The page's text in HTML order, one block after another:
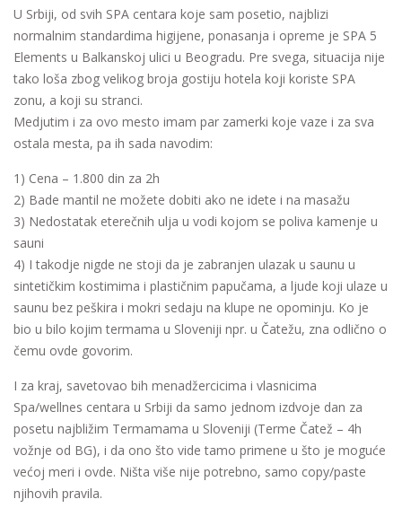
U Srbiji, od svih SPA centara koje sam posetio, najblizi
normalnim standardima higijene, ponasanja i opreme je SPA 5
Elements u Balkanskoj ulici u Beogradu. Pre svega, situacija nije
tako loša zbog velikog broja gostiju hotela koji koriste SPA
zonu, a koji su stranci.
Medjutim i za ovo mesto imam par zamerki koje vaze i za sva
ostala mesta, pa ih sada navodim:
1) Cena – 1.800 din za 2h
2) Bade mantil ne možete dobiti ako ne idete i na masažu
3) Nedostatak eterečnih ulja u vodi kojom se poliva kamenje u
sauni
4) I takodje nigde ne stoji da je zabranjen ulazak u saunu u
sintetičkim kostimima i plastičnim papučama, a ljude koji ulaze u
saunu bez peškira i mokri sedaju na klupe ne opominju. Ko je
bio u bilo kojim termama u Sloveniji npr. u Čatežu, zna odlično o
čemu ovde govorim.
I za kraj, savetovao bih menadžercicima i vlasnicima
Spa/wellnes centara u Srbiji da samo jednom izdvoje dan za
posetu najbližim Termamama u Sloveniji (Terme Čatež – 4h
vožnje od BG), i da ono što vide tamo primene u što je moguće
većoj meri i ovde. Ništa više nije potrebno, samo copy/paste
njihovih pravila.